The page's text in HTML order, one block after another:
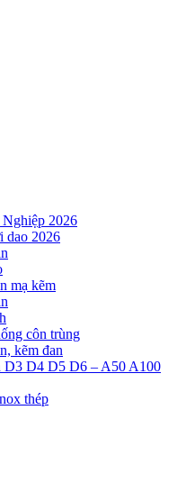
2026
dao 2026
mạ kẽm
côn trùng
kẽm đan
D3 D4 D5 D6 – A50 A100
thép